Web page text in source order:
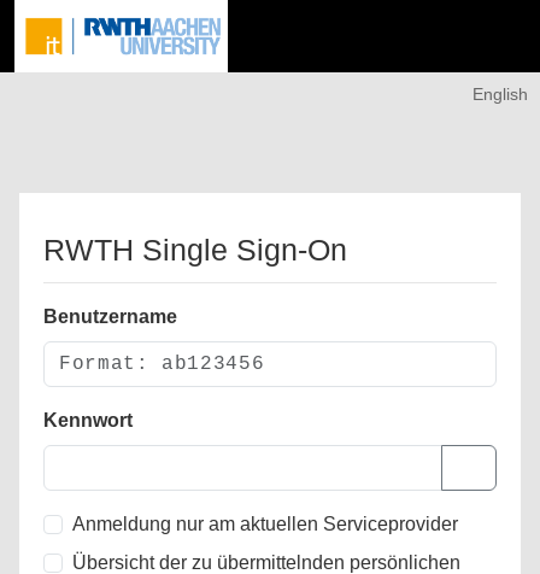
English
RWTH Single Sign-On
Benutzername
Kennwort
Anmeldung nur am aktuellen Serviceprovider
Übersicht der zu übermittelnden persönlichen